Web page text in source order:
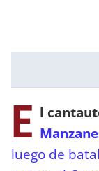
E l
luego de